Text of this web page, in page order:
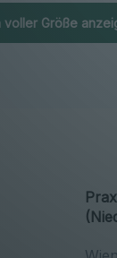
voller Größe